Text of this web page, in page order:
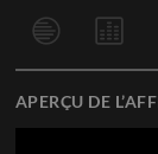
APERÇU DE